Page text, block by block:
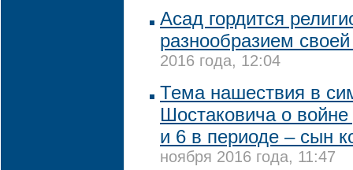
Асад гордится
разнообразием
2016 года, 12:04
Тема нашествия в
Шостаковича о
и 6 в периоде – сын
ноября 2016 года, 11:47